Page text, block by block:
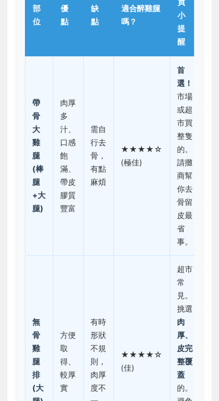
部
位
優
點
缺
點
適合醉雞腿
嗎？
買
小
提
醒
帶
骨
大
雞
腿
(棒
腿
+大
腿)
肉厚
多
汁、
口感
飽
滿、
帶皮
膠質
豐富
需自
行去
骨，
有點
麻煩
★★★★☆
(極佳)
首
選！
市場
或超
市買
整隻
的。
請攤
商幫
你去
骨留
皮最
省
事。
無
骨
雞
腿
排
(大
方便
取
得、
較厚
實
有時
形狀
不規
則，
肉厚
度不
★★★★☆
(佳)
超市
常
見。
挑選
肉
厚、
皮完
整覆
蓋
的。